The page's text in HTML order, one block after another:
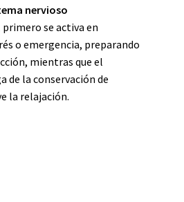
nervioso
primero se activa en
o emergencia, preparando
mientras que el
de la conservación de
la relajación.